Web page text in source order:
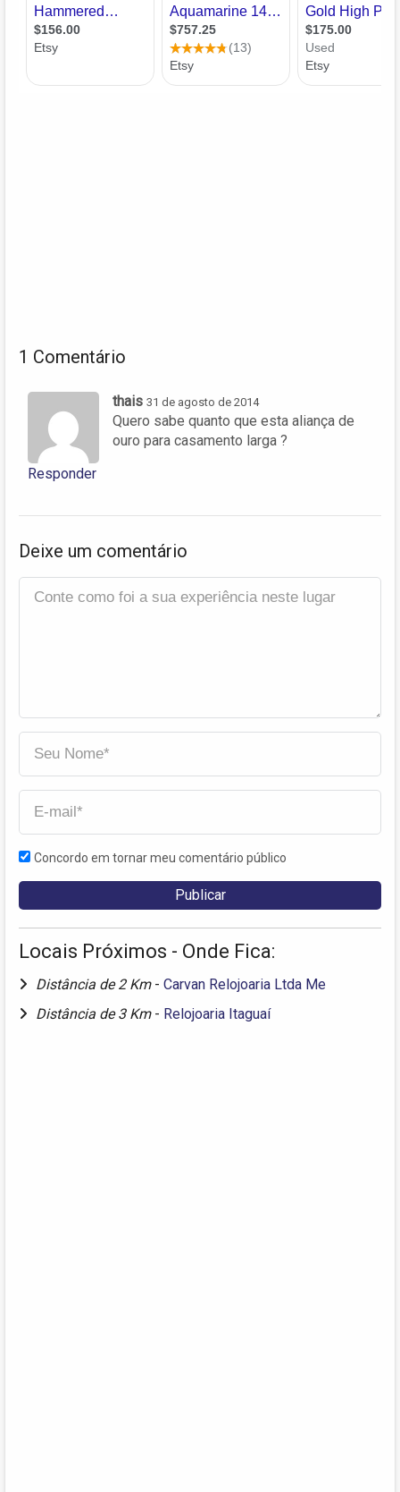
1 Comentário
thais 31 de agosto de 2014
Quero sabe quanto que esta aliança de
ouro para casamento larga ?
Responder
Deixe um comentário
Concordo em tornar meu comentário público
Locais Próximos - Onde Fica:
Distância de 2 Km - Carvan Relojoaria Ltda Me
Distância de 3 Km - Relojoaria Itaguaí